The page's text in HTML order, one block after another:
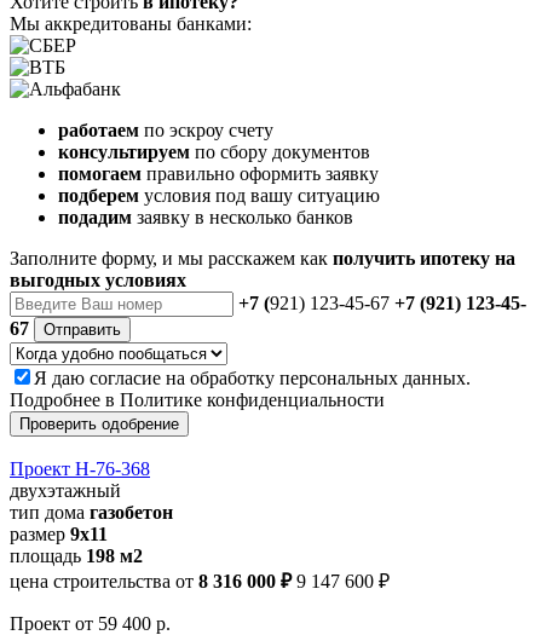
Мы аккредитованы банками:
работаем по эскроу счету
консультируем по сбору документов
помогаем правильно оформить заявку
подберем условия под вашу ситуацию
подадим заявку в несколько банков
Заполните форму, и мы расскажем как получить ипотеку на
выгодных условиях
+7 (921) 123-45-67 +7 (921) 123-45-
67
Отправить
Я даю согласие на обработку персональных данных.
Подробнее в Политике конфиденциальности
Проверить одобрение
Проект Н-76-368
двухэтажный
тип дома газобетон
размер 9x11
площадь 198 м2
цена строительства от 8 316 000 ₽ 9 147 600 ₽
Проект от 59 400 р.